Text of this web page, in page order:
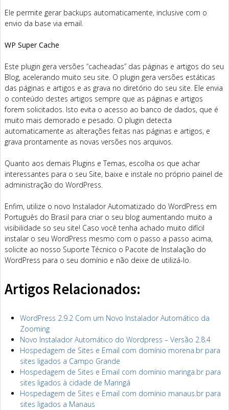
Ele permite gerar backups automaticamente, inclusive com o
envio da base via email.
WP Super Cache
Este plugin gera versões “cacheadas” das páginas e artigos do seu
Blog, acelerando muito seu site. O plugin gera versões estáticas
das páginas e artigos e as grava no diretório do seu site. Ele envia
o conteúdo destes artigos sempre que as páginas e artigos
forem solicitados. Isto evita o acesso ao banco de dados, que é
muito mais demorado e pesado. O plugin detecta
automaticamente as alterações feitas nas páginas e artigos, e
grava prontamente as novas versões nos arquivos.
Quanto aos demais Plugins e Temas, escolha os que achar
interessantes para o seu Site, baixe e instale no próprio painel de
administração do WordPress.
Enfim, utilize o novo Instalador Automatizado do WordPress em
Português do Brasil para criar o seu blog aumentando muito a
visibilidade so seu site! Caso você tenha achado muito difícil
instalar o seu WordPress mesmo com o passo a passo acima,
solicite ao nosso Suporte Técnico o Pacote de Instalação do
WordPress para o seu domínio e não deixe de utilizá-lo.
Artigos Relacionados:
WordPress 2.9.2 Com um Novo Instalador Automático da
Zooming
Novo Instalador Automático do Wordpress – Versão 2.8.4
Hospedagem de Sites e Email com domínio morena.br para
sites ligados a Campo Grande
Hospedagem de Sites e Email com domínio maringa.br para
sites ligados à cidade de Maringá
Hospedagem de Sites e Email com domínio manaus.br para
sites ligados a Manaus